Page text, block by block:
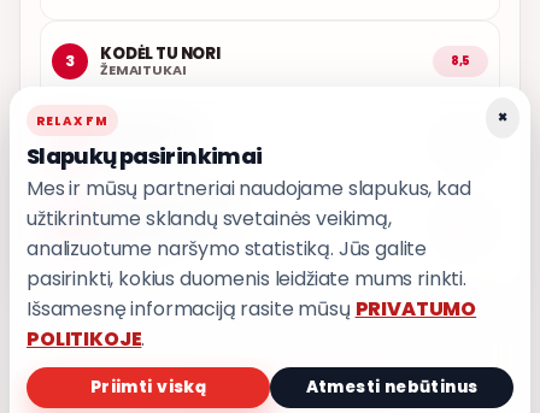
3 KODĖL TU NORI
ŽEMAITUKAI 8,5
T3
5 LEISK PRIPAŽINTI
PRIVATUMO POLITIKA
×
RELAX FM
Slapukų pasirinkimai
Mes ir mūsų partneriai naudojame slapukus, kad
užtikrintume sklandų svetainės veikimą,
analizuotume naršymo statistiką. Jūs galite
pasirinkti, kokius duomenis leidžiate mums rinkti.
Išsamesnę informaciją rasite mūsų PRIVATUMO
POLITIKOJE.
Priimti viską Atmesti nebūtinus